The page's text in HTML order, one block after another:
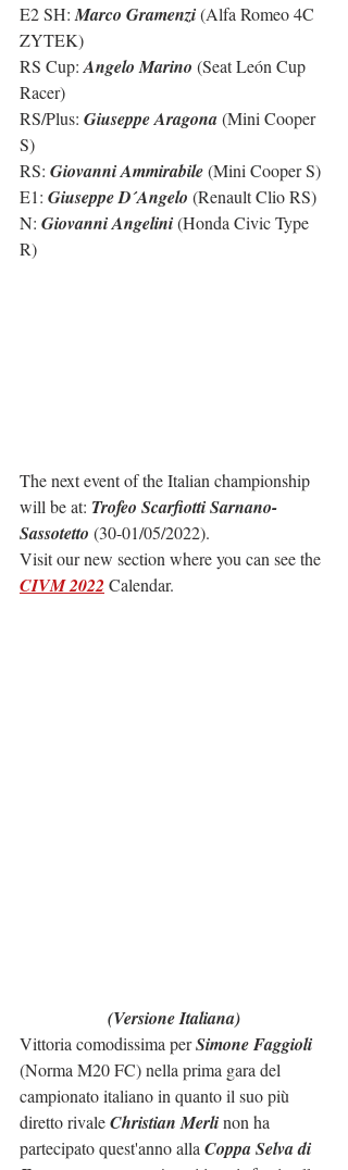
E2 SH: Marco Gramenzi (Alfa Romeo 4C
ZYTEK)
RS Cup: Angelo Marino (Seat León Cup
Racer)
RS/Plus: Giuseppe Aragona (Mini Cooper
S)
RS: Giovanni Ammirabile (Mini Cooper S)
E1: Giuseppe D´Angelo (Renault Clio RS)
N: Giovanni Angelini (Honda Civic Type
R)
The next event of the Italian championship
will be at: Trofeo Scarfiotti Sarnano-
Sassotetto (30-01/05/2022).
Visit our new section where you can see the
CIVM 2022 Calendar.
(Versione Italiana)
Vittoria comodissima per Simone Faggioli
(Norma M20 FC) nella prima gara del
campionato italiano in quanto il suo più
diretto rivale Christian Merli non ha
partecipato quest'anno alla Coppa Selva di